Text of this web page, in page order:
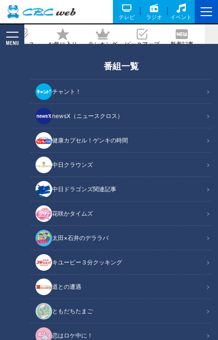
テレビ ラジオ イベント
ニュース お気に入り ランキング ピックアップ 新着記事
MENU
番組一覧
チャント！
newsX（ニュースクロス）
健康カプセル！ゲンキの時間
中日クラウンズ
中日ドラゴンズ関連記事
花咲かタイムズ
太田×石井のデララバ
キユーピー３分クッキング
道との遭遇
ともだちたまご
恋はロケ中に！
きもの
2026/07/09 06:03
RadiChubu（ラジチューブ）
つボイノリオの聞けば聞くほど
『つボイノリオの聞けば聞くほど』（ＣＢＣラジオ）で不定期
に放送されている「男と女」のコーナー。7月7日の放送で
は、いつもの人間関係ではなく、動物のオスメスにまつわるお
たよりをパーソナリティのつボイノリオと小高直子アナウンサ
ーが紹介しました。人間も動物の営みから考えさせられること
がありそうです。
関連リンク この記事をradiko（ラジコ）で聴く
メスだけでも生きていける